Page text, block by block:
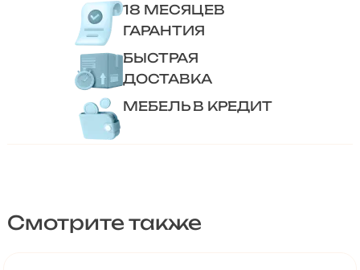
18 МЕСЯЦЕВ
ГАРАНТИЯ
БЫСТРАЯ
ДОСТАВКА
МЕБЕЛЬ В КРЕДИТ
Смотрите также